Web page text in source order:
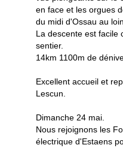
en face et les orgues
du midi d'Ossau au
La descente est facile
sentier.
14km 1100m de
Excellent accueil et
Lescun.
Dimanche 24 mai.
Nous rejoignons les
électrique d'Estaens